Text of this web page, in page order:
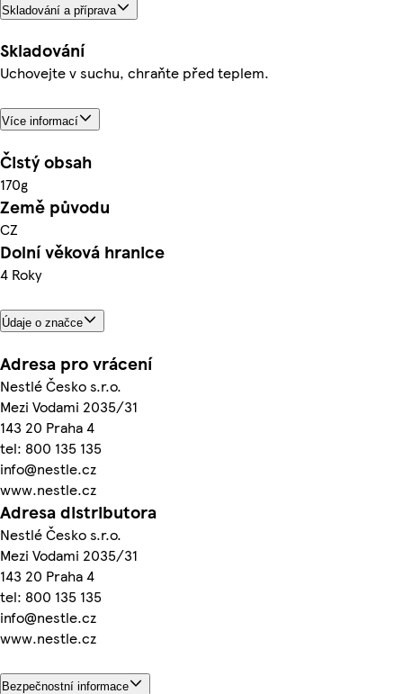
Skladování a příprava
Skladování
Uchovejte v suchu, chraňte před teplem.
Více informací
Čistý obsah
170g
Země původu
CZ
Dolní věková hranice
4 Roky
Údaje o značce
Adresa pro vrácení
Nestlé Česko s.r.o.
Mezi Vodami 2035/31
143 20 Praha 4
tel: 800 135 135
info@nestle.cz
www.nestle.cz
Adresa distributora
Nestlé Česko s.r.o.
Mezi Vodami 2035/31
143 20 Praha 4
tel: 800 135 135
info@nestle.cz
www.nestle.cz
Bezpečnostní informace